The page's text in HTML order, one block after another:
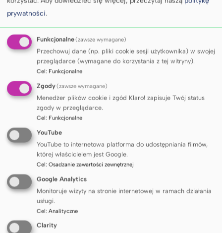
w
–
prywatności.
Funkcjonalne(zawsze wymagane)
Przechowuj dane (np. pliki cookie sesji użytkownika) w swojej
przeglądarce (wymagane do korzystania z tej witryny).
Cel: Funkcjonalne
Zgody(zawsze wymagane)
Menedżer plików cookie i zgód Klaro! zapisuje Twój status
zgody w przeglądarce.
Cel: Funkcjonalne
YouTube
YouTube to internetowa platforma do udostępniania filmów,
której właścicielem jest Google.
Cel: Osadzanie zawartości zewnętrznej
Google Analytics
Monitoruje wizyty na stronie internetowej w ramach działania
usługi.
Cel: Analityczne
Clarity